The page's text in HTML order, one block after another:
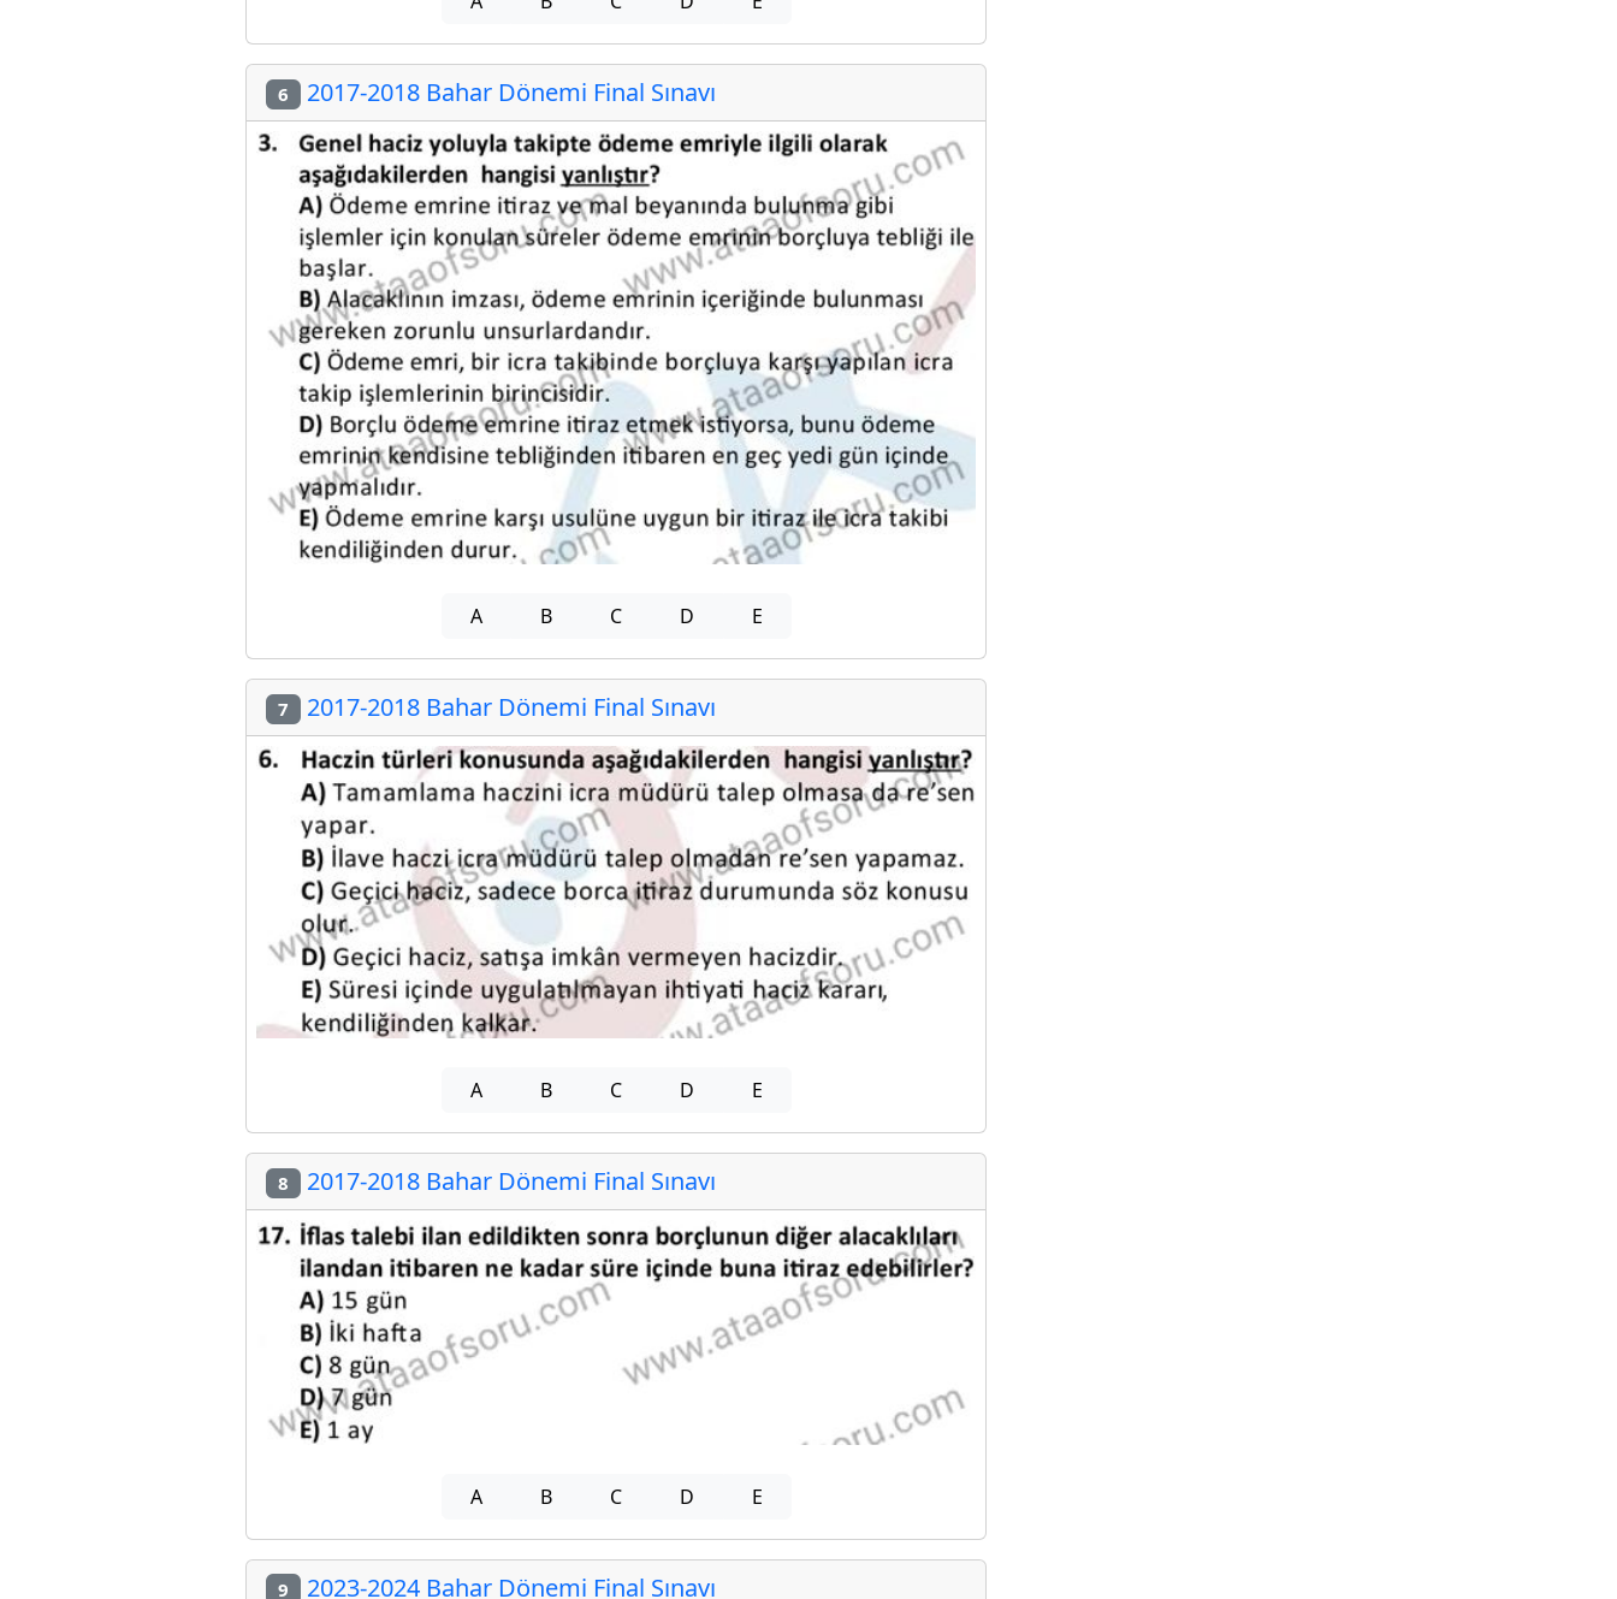
6 2017-2018 Bahar Dönemi Final Sınavı
A B C D E
7 2017-2018 Bahar Dönemi Final Sınavı
A B C D E
8 2017-2018 Bahar Dönemi Final Sınavı
A B C D E
9 2023-2024 Bahar Dönemi Final Sınavı